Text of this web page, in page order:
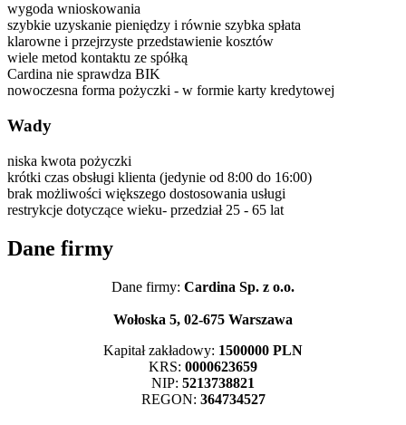
wygoda wnioskowania
szybkie uzyskanie pieniędzy i równie szybka spłata
klarowne i przejrzyste przedstawienie kosztów
wiele metod kontaktu ze spółką
Cardina nie sprawdza BIK
nowoczesna forma pożyczki - w formie karty kredytowej
Wady
niska kwota pożyczki
krótki czas obsługi klienta (jedynie od 8:00 do 16:00)
brak możliwości większego dostosowania usługi
restrykcje dotyczące wieku- przedział 25 - 65 lat
Dane firmy
Dane firmy: Cardina Sp. z o.o.
Wołoska 5, 02-675 Warszawa
Kapitał zakładowy: 1500000 PLN
KRS: 0000623659
NIP: 5213738821
REGON: 364734527